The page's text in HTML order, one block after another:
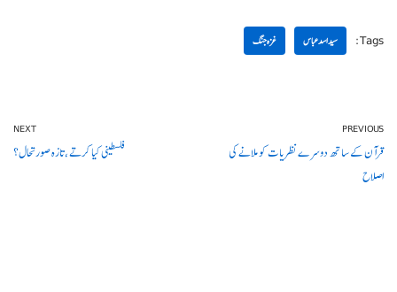
Tags: سید اسد عباس غزہ جنگ
PREVIOUS
قرآن کے ساتھ دوسرے نظریات کو ملانے کی
اصلاح
NEXT
فلسطینی کیا کرتے ،تازہ صورتحال؟